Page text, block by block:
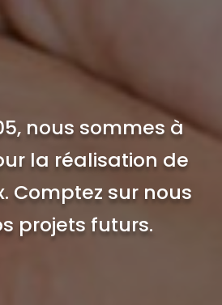
nous sommes à
la réalisation de
Comptez sur nous
projets futurs.